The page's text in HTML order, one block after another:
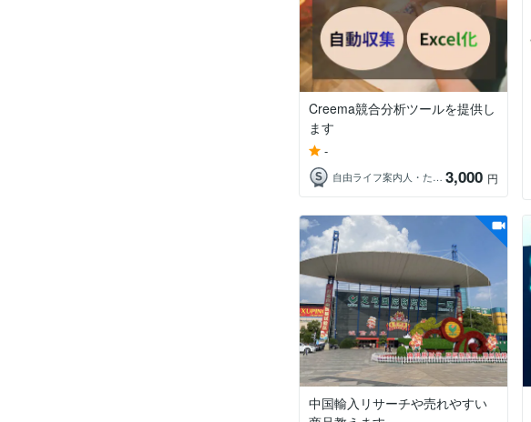
Creema競合分析ツールを提供し
ます
-
自由ライフ案内人・たえこ 3,000 円
中国輸入リサーチや売れやすい